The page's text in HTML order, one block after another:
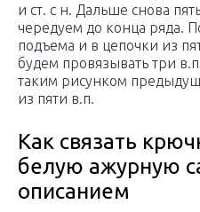
и ст. с н. Дальше снова
чередуем до конца ряда.
подъема и в цепочки из
будем провязывать три
таким рисунком
из пяти в.п.
Как связать
белую ажурную
описанием